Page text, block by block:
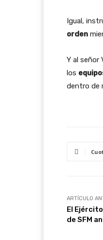
Igual,
orden
Y al señor
los
dentro de
ARTÍCULO
El
de SFM